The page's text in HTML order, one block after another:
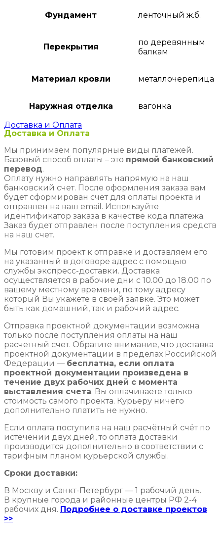
Фундамент ленточный ж.б.
Перекрытия
по деревянным
балкам
Материал кровли металлочерепица
Наружная отделка
вагонка
Доставка и Оплата
Доставка и Оплата
Мы принимаем популярные виды платежей.
Базовый способ оплаты – это прямой банковский
перевод.
Оплату нужно направлять напрямую на наш
банковский счет. После оформления заказа вам
будет сформирован счет для оплаты проекта и
отправлен на ваш email. Используйте
идентификатор заказа в качестве кода платежа.
Заказ будет отправлен после поступления средств
на наш счет.
Мы готовим проект к отправке и доставляем его
на указанный в договоре адрес с помощью
службы экспресс-доставки. Доставка
осуществляется в рабочие дни с 10.00 до 18.00 по
вашему местному времени, по тому адресу
который Вы укажете в своей заявке. Это может
быть как домашний, так и рабочий адрес.
Отправка проектной документации возможна
только после поступления оплаты на наш
расчетный счет. Обратите внимание, что доставка
проектной документации в пределах Российской
Федерации — бесплатна, если оплата
проектной документации произведена в
течение двух рабочих дней с момента
выставления счета. Вы оплачиваете только
стоимость самого проекта. Курьеру ничего
дополнительно платить не нужно.
Если оплата поступила на наш расчётный счёт по
истечении двух дней, то оплата доставки
производится дополнительно в соответствии с
тарифным планом курьерской службы.
Сроки доставки:
В Москву и Санкт-Петербург — 1 рабочий день.
В крупные города и районные центры РФ 2-4
рабочих дня. Подробнее о доставке проектов
>>